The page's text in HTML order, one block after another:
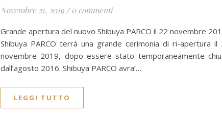
Novembre 21, 2019 / 0 commenti
Grande apertura del nuovo Shibuya PARCO il 22 novembre
Shibuya PARCO terrà una grande cerimonia di ri-apertura il
novembre 2019, dopo essere stato temporaneamente
dall’agosto 2016. Shibuya PARCO avra’…
LEGGI TUTTO